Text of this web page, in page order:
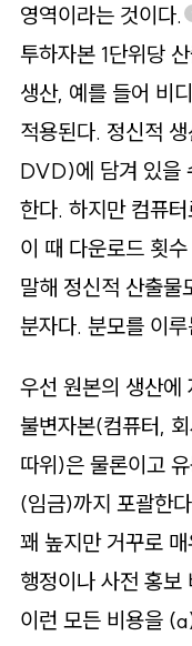
영역이라는 것이다.
투하자본 1단위당
생산, 예를 들어 비
적용된다. 정신적
DVD)에 담겨 있을
한다. 하지만 컴퓨
이 때 다운로드 횟
말해 정신적 산출물
분자다. 분모를 이
우선 원본의 생산에
불변자본(컴퓨터,
따위)은 물론이고
(임금)까지 포괄한
꽤 높지만 거꾸로
행정이나 사전 홍보
이런 모든 비용을